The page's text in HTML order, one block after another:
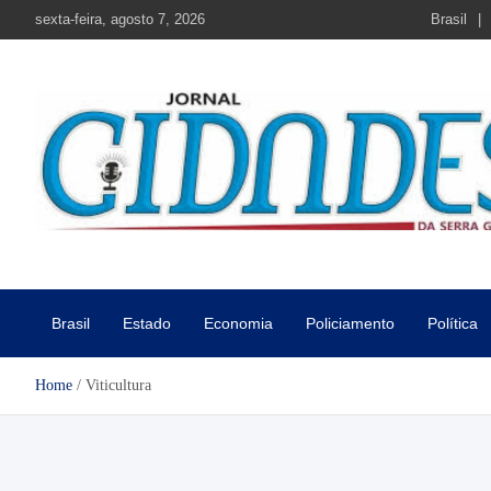
sexta-feira, agosto 7, 2026 Brasil
Brasil Estado Economia Policiamento Política
Home Viticultura